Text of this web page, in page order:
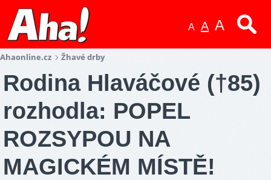
A A A
Ahaonline.cz Žhavé drby
Rodina Hlaváčové (†85)
rozhodla: POPEL
ROZSYPOU NA
MAGICKÉM MÍSTĚ!